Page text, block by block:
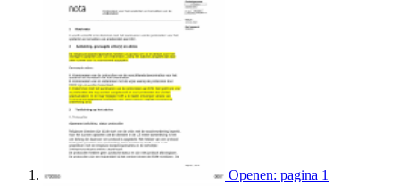
Openen: pagina 1